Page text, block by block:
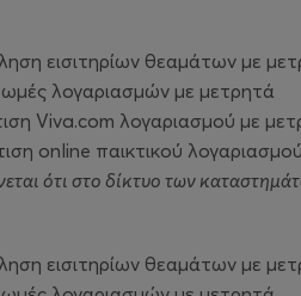
εισιτηρίων θεαμάτων με
λογαριασμών με μετρητά
Viva.com λογαριασμού με
online παικτικού
ότι στο δίκτυο των
εισιτηρίων θεαμάτων με